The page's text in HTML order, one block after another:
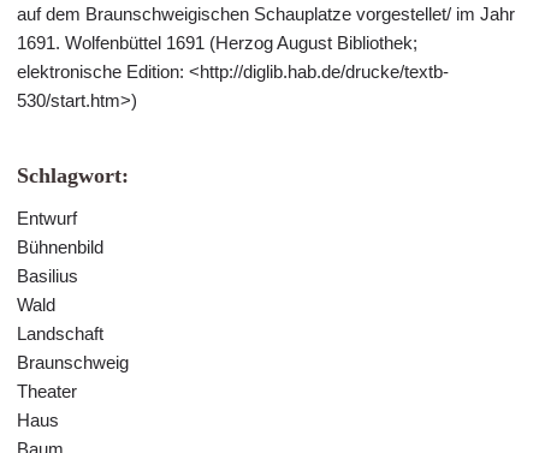
auf dem Braunschweigischen Schauplatze vorgestellet/ im Jahr
1691. Wolfenbüttel 1691 (Herzog August Bibliothek;
elektronische Edition: <http://diglib.hab.de/drucke/textb-
530/start.htm>)
Schlagwort:
Entwurf
Bühnenbild
Basilius
Wald
Landschaft
Braunschweig
Theater
Haus
Baum